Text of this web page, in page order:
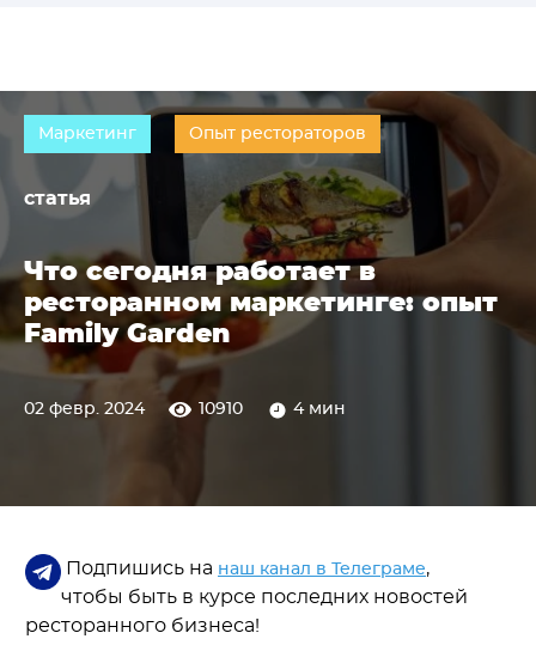
Маркетинг Опыт рестораторов
статья
Что сегодня работает в
ресторанном маркетинге: опыт
Family Garden
02 февр. 2024 10910 4 мин
Подпишись на наш канал в Телеграме,
чтобы быть в курсе последних новостей
ресторанного бизнеса!